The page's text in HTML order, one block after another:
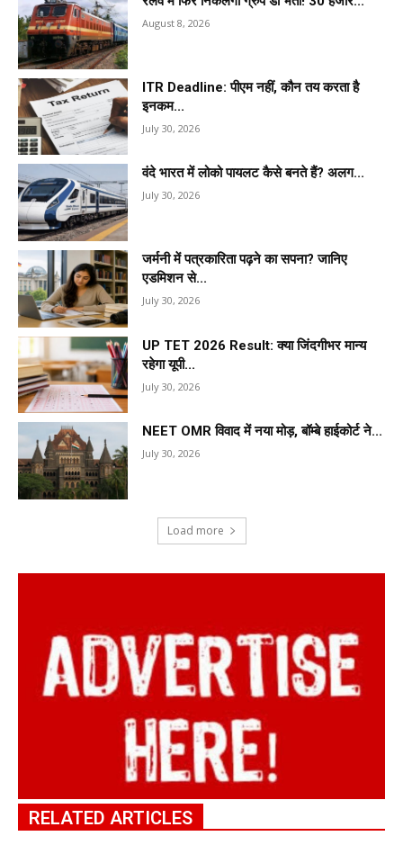
August 8, 2026
ITR Deadline: पीएम नहीं, कौन तय करता है
इनकम...
July 30, 2026
वंदे भारत में लोको पायलट कैसे बनते हैं? अलग...
July 30, 2026
जर्मनी में पत्रकारिता पढ़ने का सपना? जानिए
एडमिशन से...
July 30, 2026
UP TET 2026 Result: क्या जिंदगीभर मान्य
रहेगा यूपी...
July 30, 2026
NEET OMR विवाद में नया मोड़, बॉम्बे हाईकोर्ट ने...
July 30, 2026
Load more
RELATED ARTICLES